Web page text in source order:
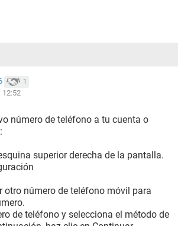
1
12:52
número de teléfono a tu cuenta o
superior derecha de la pantalla.
otro número de teléfono móvil para
de teléfono y selecciona el método de